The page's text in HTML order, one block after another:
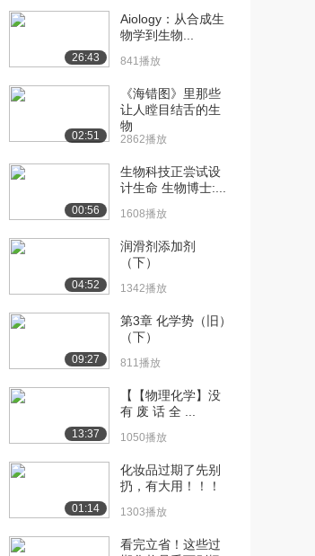
[10] 四川大学公开课：化
妆品表面活性剂
2.5万播放
待播放
[11] 四川大学公开课：化
16:38
[12] 四川大学公开课：膏
16:21
[13] 四川大学公开课：精
[14] 四川大学公开课：彩
19:41
[15] 四川大学公开课：香
15:31
[16] 四川大学公开课：毛
发的结构和功能
发类化妆品的成分...
26:43
Aiology：从合成生
物学到生物...
841播放
02:51
《海错图》里那些
让人瞠目结舌的生
物
2862播放
00:56
生物科技正尝试设
计生命 生物博士:...
1608播放
04:52
润滑剂添加剂
（下）
1342播放
09:27
第3章 化学势（旧）
（下）
811播放
13:37
【【物理化学】没
有 废 话 全 ...
1050播放
01:14
化妆品过期了先别
扔，有大用！！！
1303播放
看完立省！这些过